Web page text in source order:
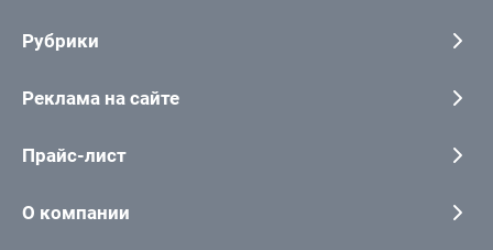
Рубрики
Реклама на сайте
Прайс-лист
О компании